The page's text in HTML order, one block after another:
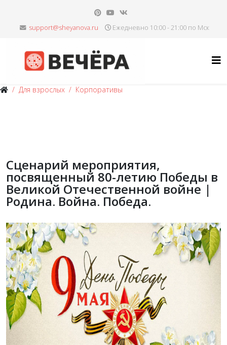
Ежедневно 10:00 - 21:00 по Мск
Для взрослых Корпоративы
Сценарий мероприятия,
посвященный 80-летию Победы в
Великой Отечественной войне |
Родина. Война. Победа.